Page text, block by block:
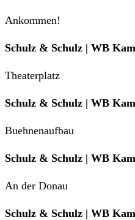
Ankommen!
Schulz & Schulz | WB
Theaterplatz
Schulz & Schulz | WB
Buehnenaufbau
Schulz & Schulz | WB
An der Donau
Schulz & Schulz | WB